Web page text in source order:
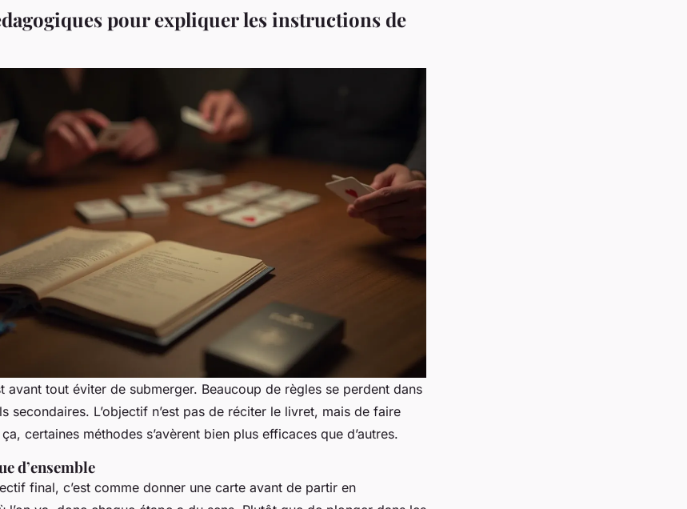
pour expliquer les instructions de
avant tout éviter de submerger. Beaucoup de règles se perdent dans
secondaires. L’objectif n’est pas de réciter le livret, mais de faire
certaines méthodes s’avèrent bien plus efficaces que d’autres.
d’ensemble
final, c’est comme donner une carte avant de partir en